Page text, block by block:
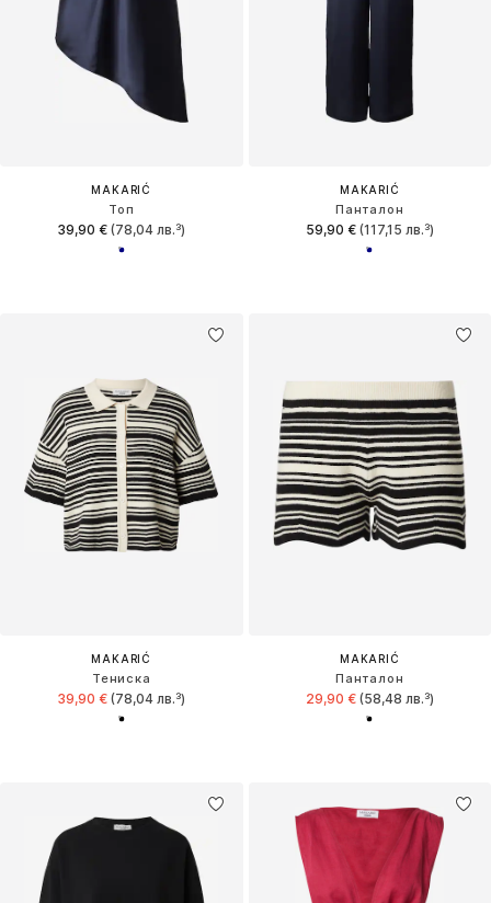
MAKARIĆ
Топ
39,90 € (78,04 лв.³)
MAKARIĆ
Панталон
59,90 €(117,15 лв.³)
MAKARIĆ
Тениска
39,90 € (78,04 лв.³)
MAKARIĆ
Панталон
29,90 €(58,48 лв.³)